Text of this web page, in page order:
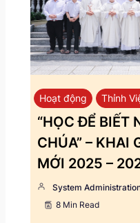
Hoạt động Thỉnh
“HỌC ĐỂ BIẾT
CHÚA” – KHAI
MỚI 2025 –
System
8 Min Read